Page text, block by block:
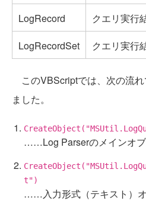
LogRecord
クエリ実行
LogRecordSet
クエリ実行
このVBScriptでは、次の流
ました。
……Log Parserのメインオ
t")
……入力形式（テキスト）